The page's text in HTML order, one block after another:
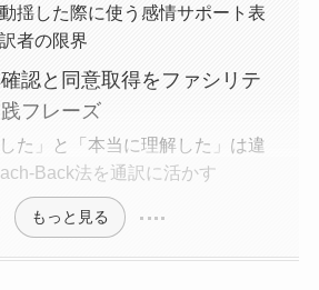
揺した際に使う感情サポート表
者の限界
認と同意取得をファシリテ
フレーズ
した」と「本当に理解した」は違
Back法を通訳に活かす
もっと見る